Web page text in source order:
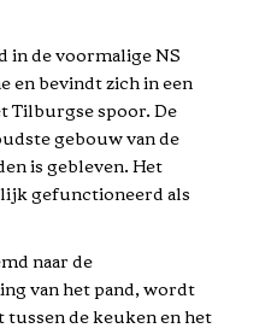
in de voormalige NS
en bevindt zich in een
Tilburgse spoor. De
gebouw van de
is gebleven. Het
gefunctioneerd als
naar de
van het pand, wordt
tussen de keuken en het